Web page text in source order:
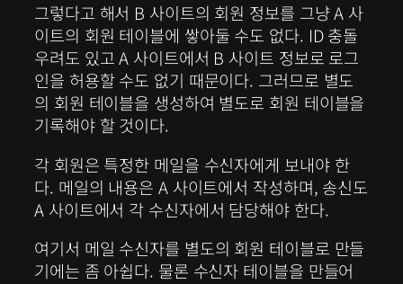
그렇다고 해서 B 사이트의 회원 정보를 그냥 A 사
이트의 회원 테이블에 쌓아둘 수도 없다. ID 충돌
우려도 있고 A 사이트에서 B 사이트 정보로 로그
인을 허용할 수도 없기 때문이다. 그러므로 별도
의 회원 테이블을 생성하여 별도로 회원 테이블을
기록해야 할 것이다.
각 회원은 특정한 메일을 수신자에게 보내야 한
다. 메일의 내용은 A 사이트에서 작성하며, 송신도
A 사이트에서 각 수신자에서 담당해야 한다.
여기서 메일 수신자를 별도의 회원 테이블로 만들
기에는 좀 아쉽다. 물론 수신자 테이블을 만들어